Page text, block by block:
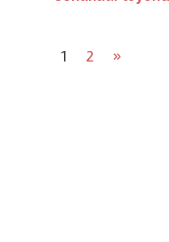
Paginación
1 2
Next
»